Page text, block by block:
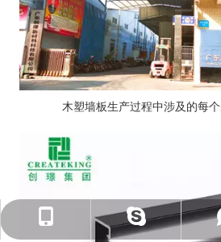
木塑墙板生产过程中涉及的每
13929113888
lucky18177
13928691588